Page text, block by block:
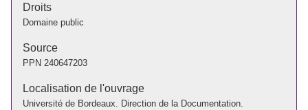
Droits
Domaine public
Source
PPN 240647203
Localisation de l'ouvrage
Université de Bordeaux. Direction de la Documentation.